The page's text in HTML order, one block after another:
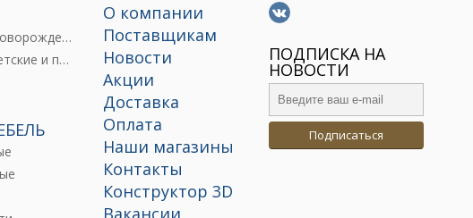
Мебель для новорожденных
Модульные детские и подростковые
О компании
Поставщикам
Новости
Акции
Доставка
Оплата
Наши магазины
Контакты
Конструктор 3D
Вакансии
ПОДПИСКА НА
НОВОСТИ
Подписаться